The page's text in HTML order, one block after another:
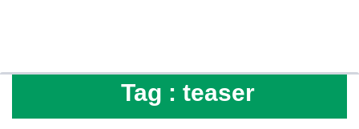
Tag : teaser